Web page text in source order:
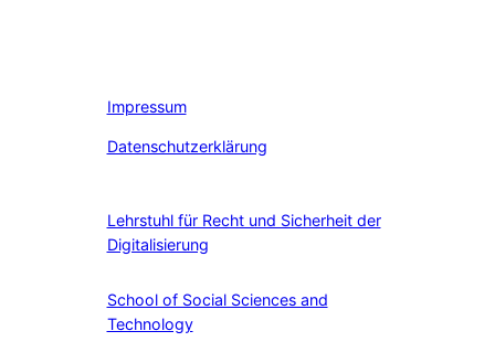
Impressum
Datenschutzerklärung
Lehrstuhl für Recht und Sicherheit der
Digitalisierung
School of Social Sciences and
Technology